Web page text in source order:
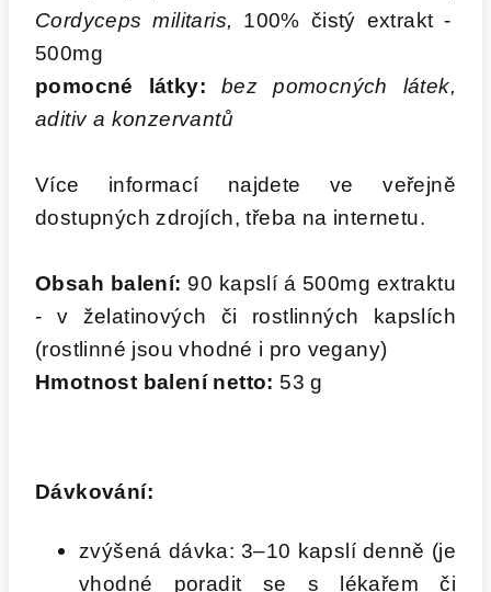
Cordyceps militaris,
100% čistý extrakt -
500mg
pomocné látky:
bez pomocných látek,
aditiv a konzervantů
Více informací najdete ve veřejně
dostupných zdrojích, třeba na internetu.
Obsah balení: 90 kapslí á 500mg extraktu
- v želatinových či rostlinných kapslích
(rostlinné jsou vhodné i pro vegany)
Hmotnost balení netto: 53 g
Dávkování:
zvýšená dávka: 3–10 kapslí denně (je
vhodné poradit se s lékařem či